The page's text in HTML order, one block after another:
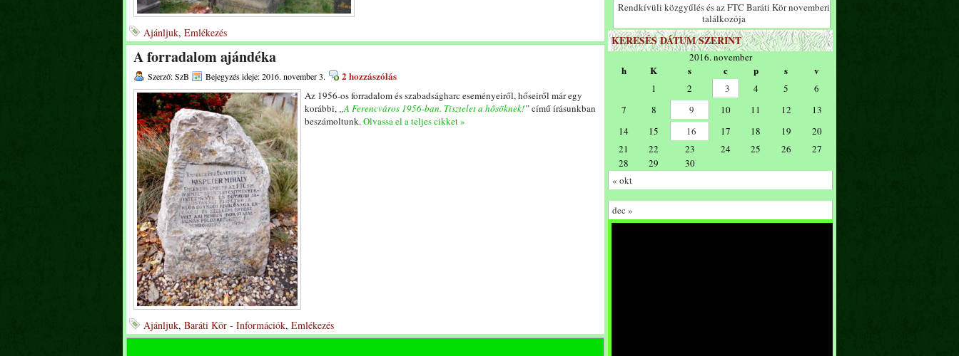
Ajánljuk, Emlékezés
A forradalom ajándéka
Szerző: SzB Bejegyzés ideje: 2016. november 3. 2 hozzászólás
Az 1956-os forradalom és szabadságharc eseményeiről, hőseiről már egy
korábbi, „A Ferencváros 1956-ban. Tisztelet a hősöknek!”című írásunkban
beszámoltunk.Olvassa el a teljes cikket »
Ajánljuk, Baráti Kör - Információk, Emlékezés
Rendkívüli közgyűlés és az FTC Baráti Kör novemberi
találkozója
KERESÉS DÁTUM SZERINT
2016. november
h K s c p s v
1 2 3 4 5
6
7
8 9 10 11 12
13
14
15 16 17 18 19
20
21
22 23 24 25 26
27
28
29
30
« okt
dec »